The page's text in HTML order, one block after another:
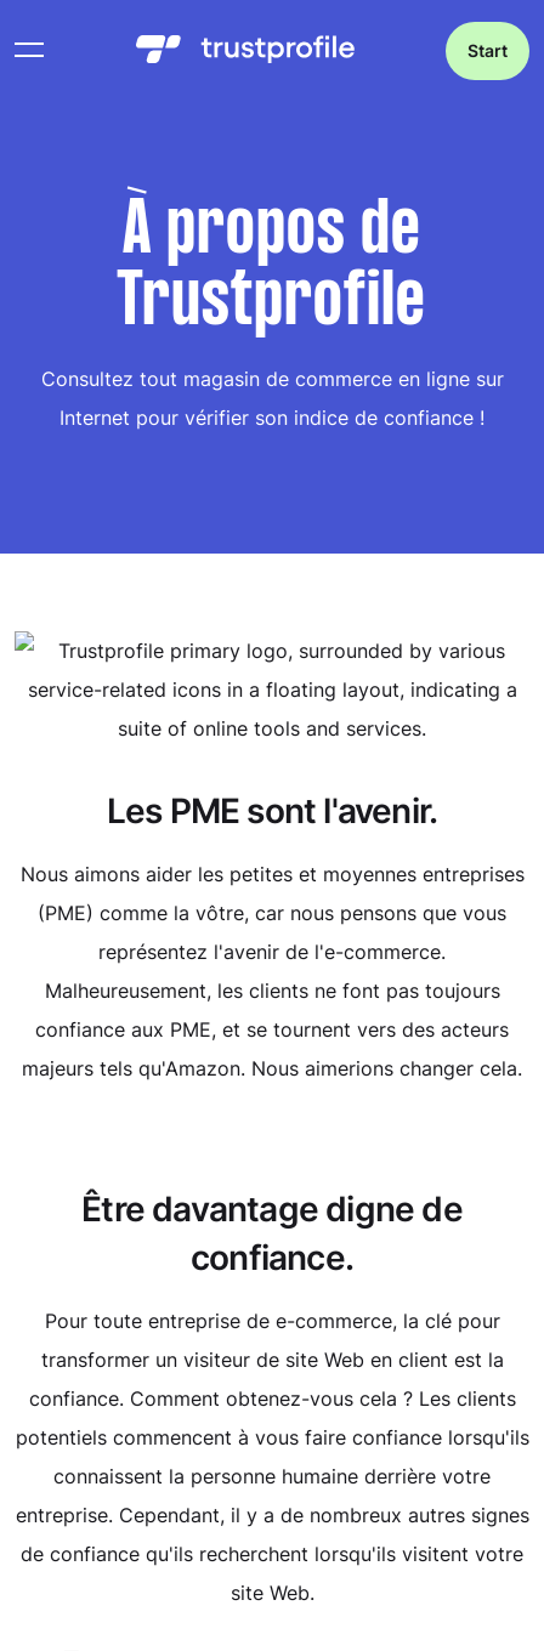
Start
À propos de
Trustprofile
Consultez tout magasin de commerce en ligne sur
Internet pour vérifier son indice de confiance !
Les PME sont l'avenir.
Nous aimons aider les petites et moyennes entreprises
(PME) comme la vôtre, car nous pensons que vous
représentez l'avenir de l'e-commerce.
Malheureusement, les clients ne font pas toujours
confiance aux PME, et se tournent vers des acteurs
majeurs tels qu'Amazon. Nous aimerions changer cela.
Être davantage digne de
confiance.
Pour toute entreprise de e-commerce, la clé pour
transformer un visiteur de site Web en client est la
confiance. Comment obtenez-vous cela ? Les clients
potentiels commencent à vous faire confiance lorsqu'ils
connaissent la personne humaine derrière votre
entreprise. Cependant, il y a de nombreux autres signes
de confiance qu'ils recherchent lorsqu'ils visitent votre
site Web.